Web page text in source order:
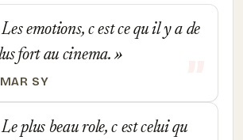
emotions, c est ce qu il y a de
fort au cinema.
SY
plus beau role, c est celui qu